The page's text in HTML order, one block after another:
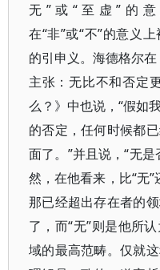
无”或“至虚”的
在“非”或“不”的意义
的引申义。海德格尔
主张：无比不和否定
么？》中也说，“假如
的否定，任何时候都
面了。”并且说，“无
然，在他看来，比“无”
那已经超出存在者的
了，而“无”则是他所
域的最高范畴。仅就